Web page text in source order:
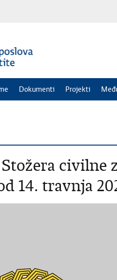
Dokumenti Projekti
civilne
14. travnja